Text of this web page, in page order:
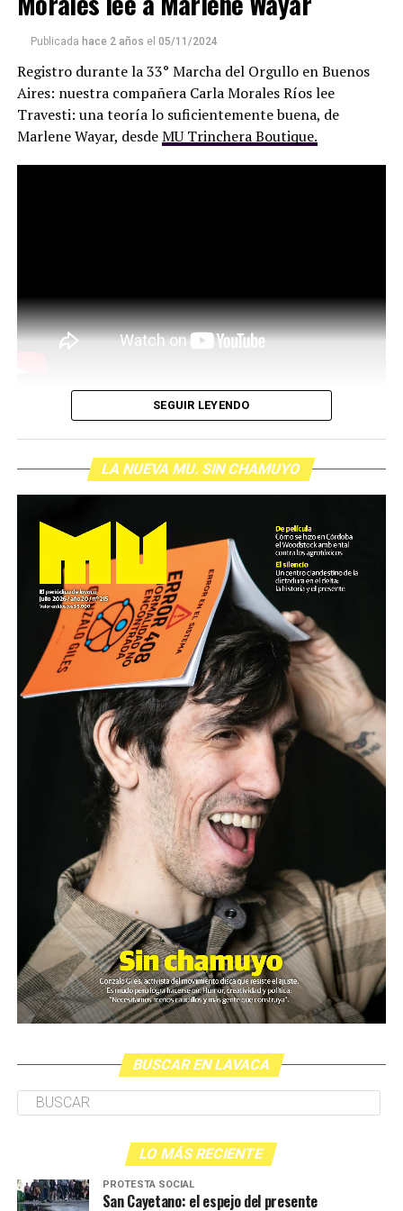
remunerativo, y con grandes empresas que han
metamorfoseado la idea de comunicación para
convertirse en sedes de operaciones políticas y negocios
turbios.
Cartucho como el que de dispararon a Pablo Grillo en la
manifestación del miércoles pasado.
El video fue presentado este lunes en la sede de ARGRA
(Asociación de Reporteros Gráficos de la Argentina)
junto al SiPreBa (Sindicato de Prensa de Buenos Aires).
Paralelamente, y según lo que estila el gobierno, la
ministra Bullrich presentó en la Casa Rosada una noticia
distractiva; el anuncio sobre un supuesto proyecto de
ley contra los barras brava del fútbol (más allá de la
generalizada desmentida sobre la presencia de barras en
Durante la conferencia en ARGRA Paula Litvachky, del
CELS, planteó que otras tres personas también habían
sido apuntadas a la cabeza por armas policiales pese a
que se estipula el peligro mortal que implica esa forma
(Puede agregarse que el maestro Carlos Fuentealba fue
Publicada hace 2 años el 05/11/2024
Registro durante la 33° Marcha del Orgullo en Buenos
Aires: nuestra compañera Carla Morales Ríos lee
Travesti: una teoría lo suficientemente buena, de
Marlene Wayar, desdeMU Trinchera Boutique.
SEGUIR LEYENDO
LA NUEVA MU. SIN CHAMUYO
BUSCAR EN LAVACA
LO MÁS RECIENTE
PROTESTA SOCIAL
San Cayetano: el espejo del presente